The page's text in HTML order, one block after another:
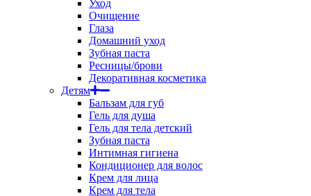
Уход
Очищение
Глаза
Домашний уход
Зубная паста
Ресницы/брови
Декоративная косметика
Детям
Бальзам для губ
Гель для душа
Гель для тела детский
Зубная паста
Интимная гигиена
Кондиционер для волос
Крем для лица
Крем для тела